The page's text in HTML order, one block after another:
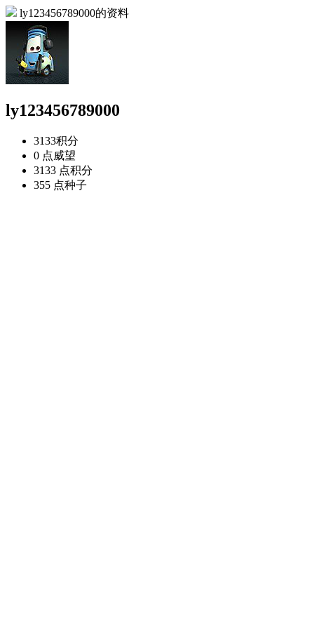
ly123456789000的资料
ly123456789000
3133积分
0 点威望
3133 点积分
355 点种子